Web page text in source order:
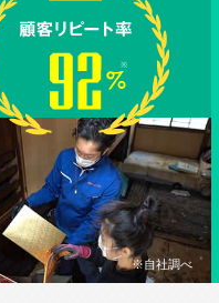
※自社調べ